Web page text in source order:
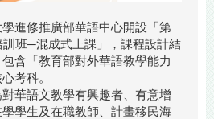
進修推廣部華語中心開設「第
訓班─混成式上課」，課程設計結
含「教育部對外華語教學能力
考科。
華語文教學有興趣者、有意增
學生及在職教師、計畫移民海